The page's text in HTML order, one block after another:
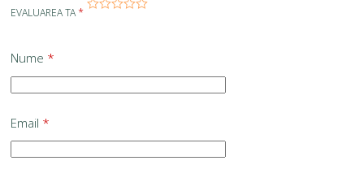
EVALUAREA TA*
Nume *
Email *